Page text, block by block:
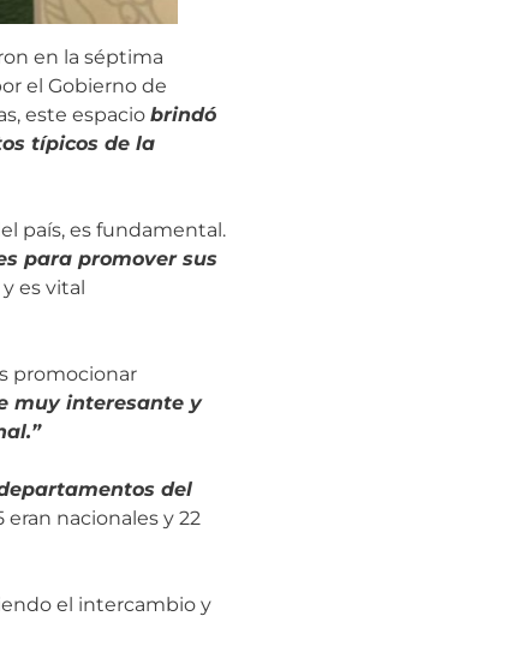
en la séptima
el Gobierno de
este espacio brindó
típicos de la
país, es fundamental.
para promover sus
es vital
promocionar
muy interesante y
del
nacionales y 22
el intercambio y